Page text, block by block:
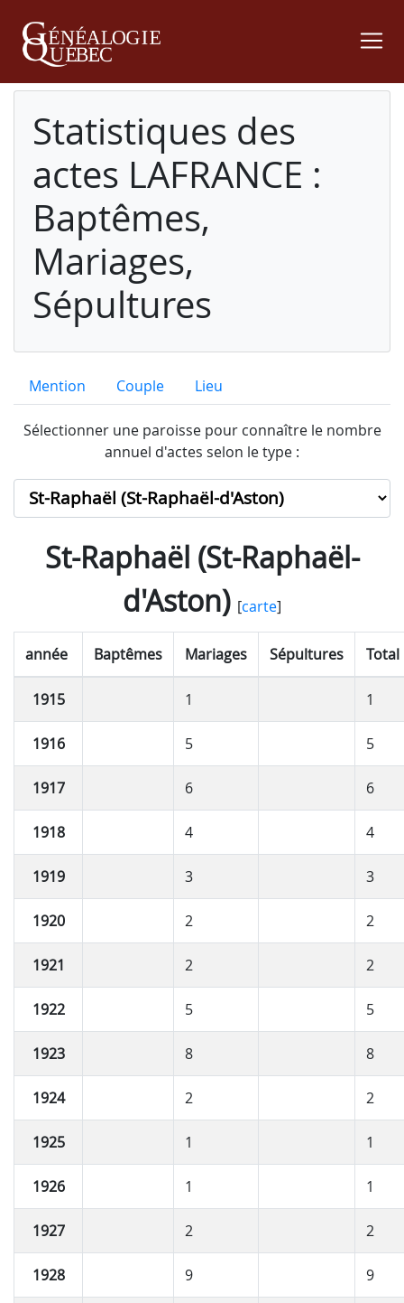
Statistiques des
actes LAFRANCE :
Baptêmes,
Mariages,
Sépultures
Mention Couple Lieu
Sélectionner une paroisse pour connaître le nombre
annuel d'actes selon le type :
St-Raphaël (St-Raphaël-
d'Aston)[carte]
année Baptêmes Mariages Sépultures Total
1915 1 1
1916 5 5
1917 6 6
1918 4 4
1919 3 3
1920 2 2
1921 2 2
1922 5 5
1923 8 8
1924 2 2
1925 1 1
1926 1 1
1927 2 2
1928 9 9